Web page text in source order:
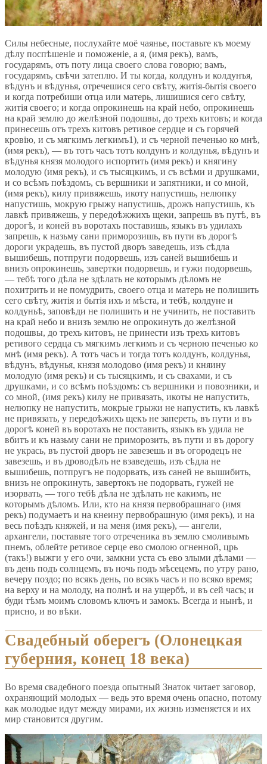
Силы небесные, послухайте моё чаянье, поставьте къ моему
дѣлу поспѣшеніе и поможеніе, а я, (имя рекъ), вамъ,
государямъ, отъ поту лица своего слова говорю; вамъ,
государямъ, свѣчи затеплю. И ты когда, колдунъ и колдунъя,
вѣдунъ и вѣдунья, отречешися сего свѣту, житія-бытія своего
и когда потребиши отца или матерь, лишишися сего свѣту,
житія своего; и когда опрокинешь на край небо, опрокинешь
на край землю до желѣзной подошвы, до трехъ китовъ; и когда
принесешь отъ трехъ китовъ ретивое сердце и съ горячей
кровію, и съ мягкимъ легкимъ1), и съ черной печенью ко мнѣ,
(имя рекъ), — въ тотъ часъ тотъ колдунъ и колдунья, вѣдунъ и
вѣдунья князя молодого испортить (имя рекъ) и княгину
молодую (имя рекъ), и съ тысяцкимъ, и съ всѣми и друшками,
и со всѣмъ поѣздомъ, съ вершники и запятники, и со мной,
(имя рекъ), килу привяжешь, икоту напустишь, нелюпку
напустишь, мокрую грыжу напустишь, дрожъ напустишь, къ
лавкѣ привяжешь, у передоѣжжихъ щеки, запрешь въ путѣ, въ
дорогѣ, и коней въ воротахъ поставишь, языкъ въ удилахъ
запрешь, к назьму сани приморозишь, въ пути въ дорогѣ
дороги украдешь, въ пустой дворъ заведешь, изъ сѣдла
вышибешь, потпруги подорвешь, изъ саней вышибешь и
внизъ опрокинешь, завертки подорвешь, и гужи подорвешь,
— тебѣ того дѣла не здѣлать не которымъ дѣломъ не
похитрить и не помудрить, своего отца и матерь не полишить
сего свѣту, житія и бытія ихъ и мѣста, и тебѣ, колдуне и
колдуньѣ, заповѣди не полишить и не учинить, не поставить
на край небо и внизъ землю не опрокинуть до желѣзной
подошвы, до трехъ китовъ, не принести изъ трехъ китовъ
ретивого сердца съ мягкимъ легкимъ и съ черною печенью ко
мнѣ (имя рекъ). А тотъ часъ и тогда тотъ колдунъ, колдунья,
вѣдунъ, вѣдунья, князя молодово (имя рекъ) и княину
молодую (имя рекъ) и съ тысяцкимъ, и съ свахами, и съ
друшками, и со всѣмъ поѣздомъ: съ вершники и повозники, и
со мной, (имя рекъ) килу не привязать, икоты не напустить,
нелюпку не напустить, мокрые грыжи не напустить, къ лавкѣ
не привязать, у передоѣжихъ щекъ не запереть, въ пути и въ
дорогѣ коней въ воротахъ не поставить, языкъ въ удила не
вбитъ и къ назьму сани не приморозить, въ пути и въ дорогу
не укрась, въ пустой дворъ не завезешь и въ огородецъ не
завезешь, и въ дроводѣлъ не взаведешь, изъ сѣдла не
вышибешь, потпругъ не подорвать, изъ саней не вышибить,
внизъ не опрокинуть, завертокъ не подорвать, гужей не
изорвать, — того тебѣ дѣла не здѣлать не какимъ, не
которымъ дѣломъ. Или, кто на князя первобрашнаго (имя
рекъ) подумаетъ и на кнеину первобрашную (имя рекъ), и на
весь поѣздъ княжей, и на меня (имя рекъ), — ангели,
архангели, поставьте того отреченика въ землю смоливымъ
пнемъ, облейте ретивое серце ево смолою огненной, црь
(такъ!) выжги у его очи, замкни уста съ ево злыми дѣлами —
въ день подъ солнцемъ, въ ночь подъ мѣсецемъ, по утру рано,
вечеру поздо; по всякъ день, по всякъ часъ и по всяко время;
на верху и на молоду, на полнѣ и на ущербѣ, и въ сей часъ; и
буди тѣмъ моимъ словомъ ключъ и замокъ. Всегда и нынѣ, и
присно, и во вѣки.
Свадебный оберегъ (Олонецкая
губерния, конец 18 века)
Во время свадебного поезда опытный Знаток читает заговор,
охраняющий молодых — ведь это время очень опасно, потому
как молодые идут между мирами, их жизнь изменяется и их
мир становится другим.